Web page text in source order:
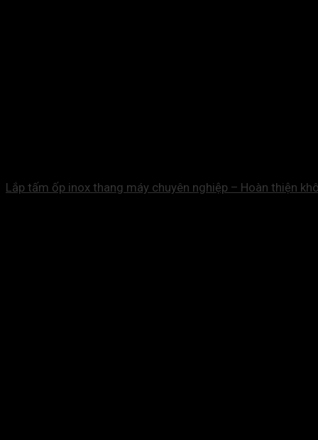
Lắp tấm ốp inox thang máy chuyên nghiệp – Hoàn thiện